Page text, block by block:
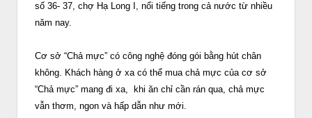
số 36- 37, chợ Hạ Long I, nổi tiếng trong cả nước từ nhiều
năm nay.
Cơ sở “Chả mực” có công nghệ đóng gói bằng hút chân
không. Khách hàng ở xa có thể mua chả mực của cơ sở
“Chả mực” mang đi xa, khi ăn chỉ cần rán qua, chả mực
vẫn thơm, ngon và hấp dẫn như mới.